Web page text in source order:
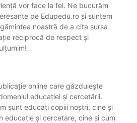
vor face la fel. Ne bucurăm
pe Edupedu.ro și suntem
noastră de a cita sursa
reciprocă de respect și
online care găzduiește
educației și cercetării.
sunt educați copiii noștri, cine și
educație și cercetare, cine și cum